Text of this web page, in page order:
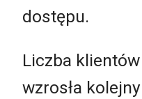
dostępu.
Liczba
wzrosła